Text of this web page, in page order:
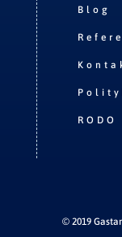
Blog
RODO
© 2019